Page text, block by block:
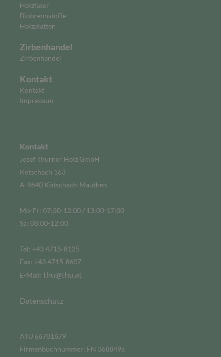
Holzfaser
Biobrennstoffe
Holzplatten
Zirbenhandel
Zirbenhandel
Kontakt
Kontakt
Impressum
Kontakt
Josef Thurner Holz GmbH
Kötschach 163
A-9640 Kötschach-Mauthen
Mo-Fr: 07:30-12:00 / 13:00-17:00
Sa: 08:00-12:00
Tel: +43 4715-8125
Fax: +43 4715-8607
E-Mail: thu@thu.at
Datenschutz
ATU 66701679
Firmenbuchnummer: FN 368849a